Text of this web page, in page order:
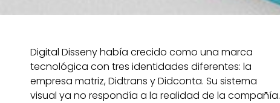
Digital Disseny había crecido como una marca
tecnológica con tres identidades diferentes: la
empresa matriz, Didtrans y Didconta. Su sistema
visual ya no respondía a la realidad de la compañía.